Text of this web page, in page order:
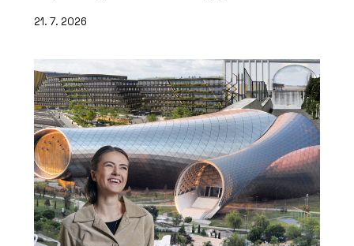
21. 7. 2026